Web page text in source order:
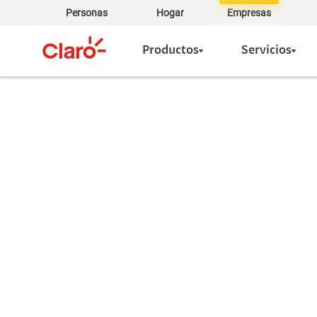
Personas Hogar Empresas
Productos Servicios